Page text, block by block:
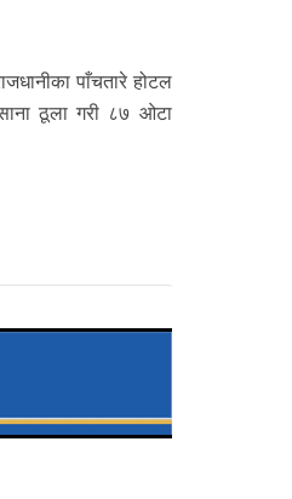
पाँचतारे होटल
ठूला गरी ८७ ओटा